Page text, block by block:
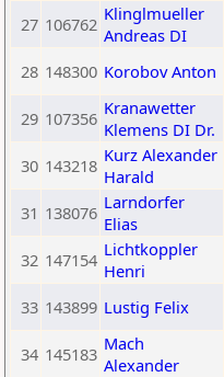
27 106762 Klinglmueller
Andreas DI
28 148300 Korobov Anton
29 107356 Kranawetter
Klemens DI Dr.
30 143218 Kurz Alexander
Harald
31 138076 Larndorfer
Elias
32 147154 Lichtkoppler
Henri
33 143899 Lustig Felix
34 145183 Mach
Alexander